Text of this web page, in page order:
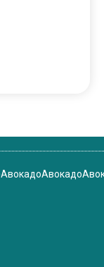
АвокадоАвокадо